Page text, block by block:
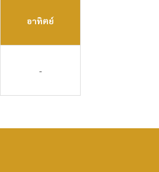
อาทิตย์
-